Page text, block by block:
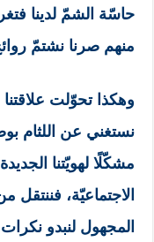
حاسّة الشمّ لدينا
منهم صرنا نشتمّ
وهكذا تحوّلت علاقتنا
نستغني عن اللثام
مشكّلًا لهويّتنا
الاجتماعيّة،
المجهول لنبدو